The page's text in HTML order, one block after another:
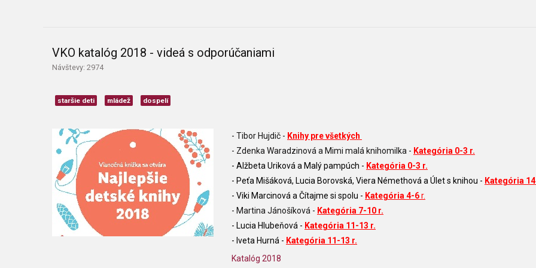
VKO katalóg 2018 - videá s odporúčaniami
Návštevy: 2974
staršie deti mládež dospelí
- Tibor Hujdič - Knihy pre všetkých
- Zdenka Waradzinová a Mimi malá knihomilka - Kategória 0-3 r.
- Alžbeta Uriková a Malý pampúch - Kategória 0-3 r.
- Peťa Mišáková, Lucia Borovská, Viera Némethová a Úlet s knihou - Kategória
- Viki Marcinová a Čítajme si spolu - Kategória 4-6r.
- Martina Jánošíková - Kategória 7-10 r.
- Lucia Hlubeňová - Kategória 11-13 r.
- Iveta Hurná - Kategória 11-13 r.
Katalóg 2018